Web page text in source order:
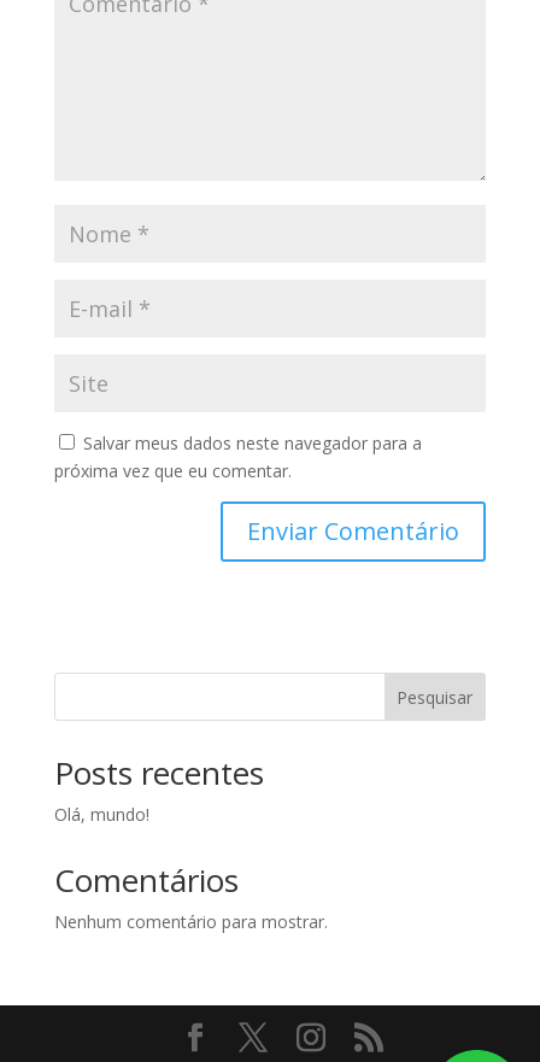
Salvar meus dados neste navegador para a
próxima vez que eu comentar.
Pesquisar
Posts recentes
Olá, mundo!
Comentários
Nenhum comentário para mostrar.